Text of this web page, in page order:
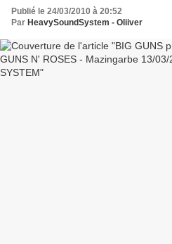
Publié le 24/03/2010 à 20:52
Par HeavySoundSystem - Oliiver